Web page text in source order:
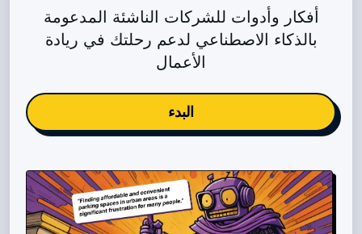
أفكار وأدوات للشركات الناشئة المدعومة
بالذكاء الاصطناعي لدعم رحلتك في ريادة
الأعمال
البدء